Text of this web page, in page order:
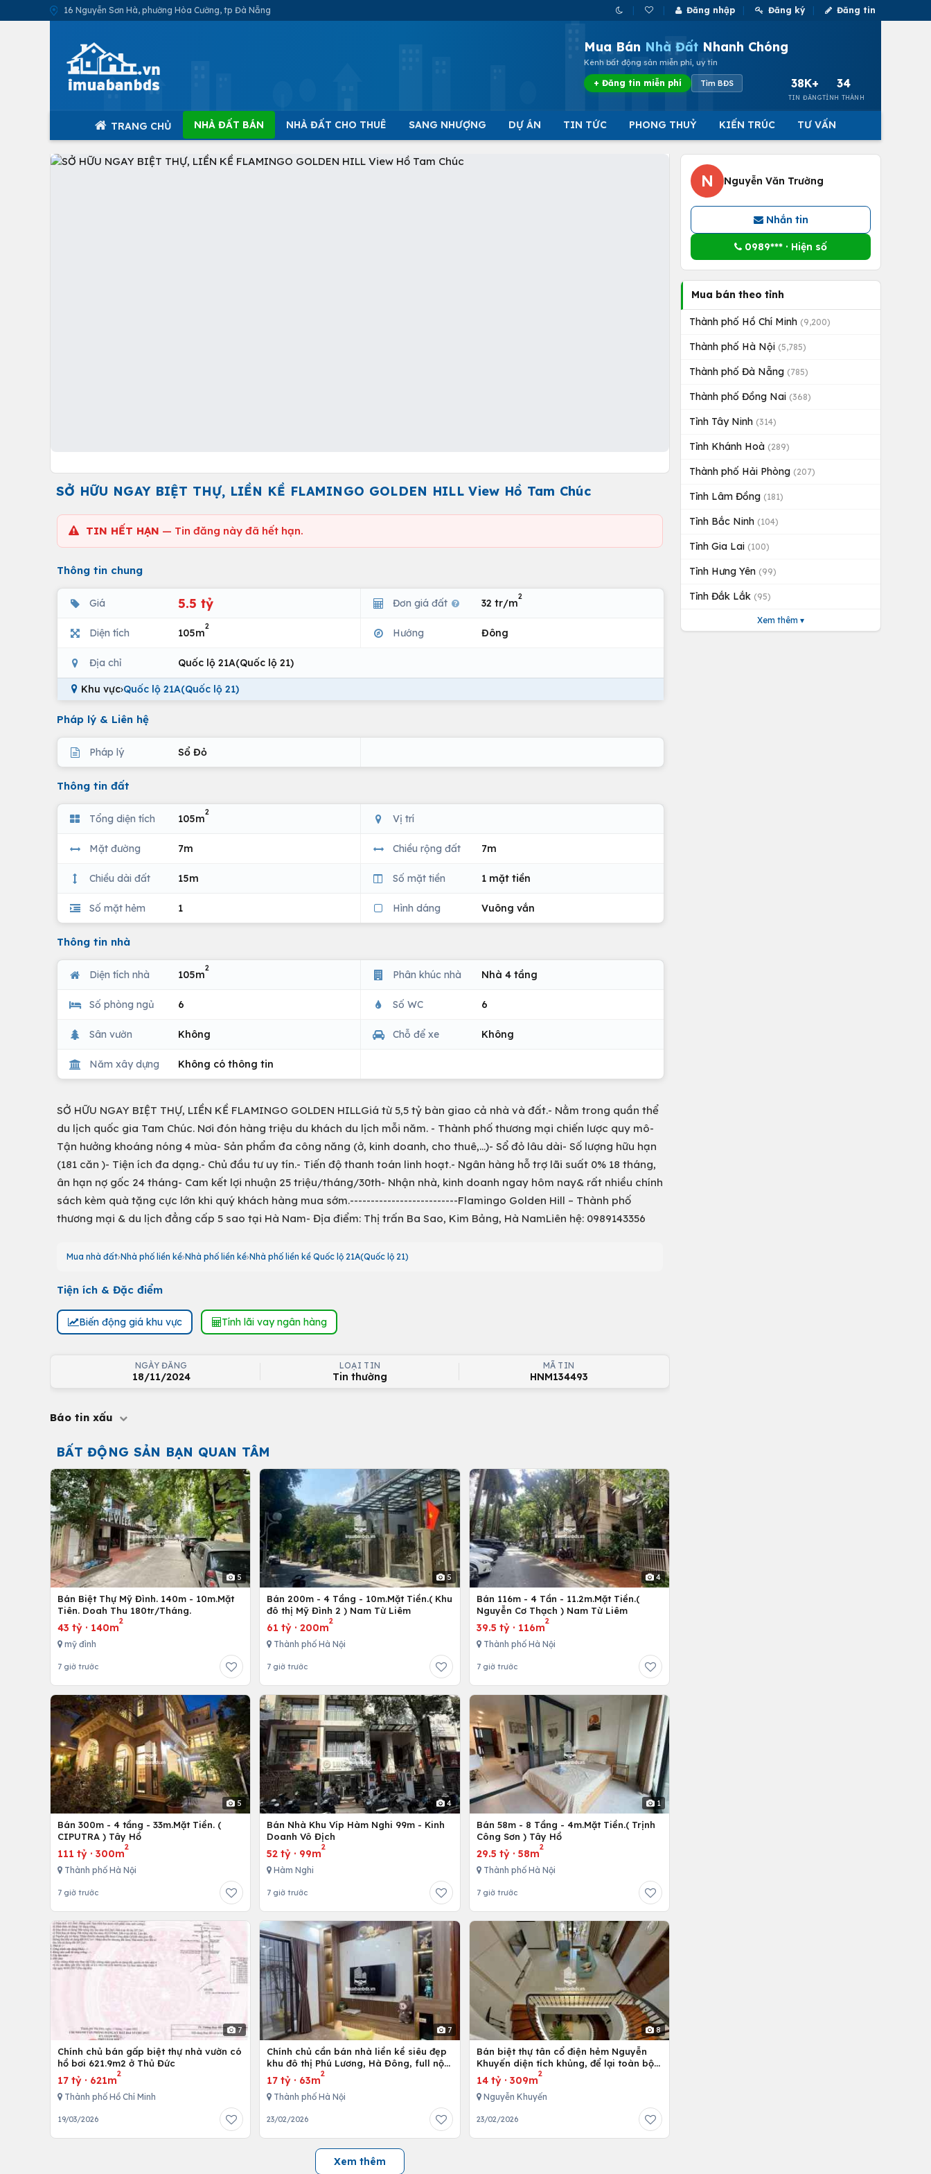
16 Nguyễn Sơn Hà, phường Hòa Cường, tp Đà Nẵng Đăng nhập Đăng ký Đăng tin
Mua Bán Nhà Đất Nhanh Chóng
Kênh bất động sản miễn phí, uy tín
+ Đăng tin miễn phí Tìm BĐS 38K+
TIN ĐĂNG
34
TỈNH THÀNH
TRANG CHỦ NHÀ ĐẤT BÁN NHÀ ĐẤT CHO THUÊ SANG NHƯỢNG DỰ ÁN TIN TỨC PHONG THUỶ KIẾN TRÚC TƯ VẤN
SỞ HỮU NGAY BIỆT THỰ, LIỀN KỀ FLAMINGO GOLDEN HILL View Hồ Tam Chúc
TIN HẾT HẠN — Tin đăng này đã hết hạn.
Thông tin chung
Giá 5.5 tỷ Đơn giá đất 32 tr/m
2
Diện tích 105m
2
Hướng Đông
Địa chỉ Quốc lộ 21A(Quốc lộ 21)
Khu vực›Quốc lộ 21A(Quốc lộ 21)
Pháp lý & Liên hệ
Pháp lý Sổ Đỏ
Thông tin đất
Tổng diện tích 105m
2
Vị trí
Mặt đường 7m Chiều rộng đất 7m
Chiều dài đất 15m Số mặt tiền 1 mặt tiền
Số mặt hẻm 1 Hình dáng Vuông vắn
Thông tin nhà
Diện tích nhà 105m
2
Phân khúc nhà Nhà 4 tầng
Số phòng ngủ 6 Số WC 6
Sân vườn Không Chỗ để xe Không
Năm xây dựng Không có thông tin
SỞ HỮU NGAY BIỆT THỰ, LIỀN KỀ FLAMINGO GOLDEN HILLGiá từ 5,5 tỷ bàn giao cả nhà và đất.- Nằm trong quần thể
du lịch quốc gia Tam Chúc. Nơi đón hàng triệu du khách du lịch mỗi năm. - Thành phố thương mại chiến lược quy mô-
Tận hưởng khoáng nóng 4 mùa- Sản phẩm đa công năng (ở, kinh doanh, cho thuê,...)- Sổ đỏ lâu dài- Số lượng hữu hạn
(181 căn )- Tiện ích đa dạng.- Chủ đầu tư uy tín.- Tiến độ thanh toán linh hoạt.- Ngân hàng hỗ trợ lãi suất 0% 18 tháng,
ân hạn nợ gốc 24 tháng- Cam kết lợi nhuận 25 triệu/tháng/30th- Nhận nhà, kinh doanh ngay hôm nay& rất nhiều chính
sách kèm quà tặng cực lớn khi quý khách hàng mua sớm.--------------------------Flamingo Golden Hill – Thành phố
thương mại & du lịch đẳng cấp 5 sao tại Hà Nam- Địa điểm: Thị trấn Ba Sao, Kim Bảng, Hà NamLiên hệ: 0989143356
Mua nhà đất Nhà phố liền kề Nhà phố liền kề Nhà phố liền kề Quốc lộ 21A(Quốc lộ 21)
Tiện ích & Đặc điểm
Biến động giá khu vực Tính lãi vay ngân hàng
NGÀY ĐĂNG
18/11/2024
LOẠI TIN
Tin thường
MÃ TIN
HNM134493
Báo tin xấu
BẤT ĐỘNG SẢN BẠN QUAN TÂM
5
Bán Biệt Thự Mỹ Đình. 140m - 10m.Mặt
Tiên. Doah Thu 180tr/Tháng.
43 tỷ · 140m
2
mỹ đình
7 giờ trước
5
Bán 200m - 4 Tầng - 10m.Mặt Tiền.( Khu
đô thị Mỹ Đình 2 ) Nam Từ Liêm
61 tỷ ·200m
2
Thành phố Hà Nội
7 giờ trước
4
Bán 116m - 4 Tần - 11.2m.Mặt Tiền.(
Nguyễn Cơ Thạch ) Nam Từ Liêm
39.5 tỷ· 116m
2
Thành phố Hà Nội
7 giờ trước
5
Bán 300m - 4 tầng - 33m.Mặt Tiền. (
CIPUTRA ) Tây Hồ
111 tỷ · 300m
2
Thành phố Hà Nội
7 giờ trước
4
Bán Nhà Khu Víp Hàm Nghi 99m - Kinh
Doanh Vô Địch
52 tỷ · 99m
2
Hàm Nghi
7 giờ trước
1
Bán 58m - 8 Tầng - 4m.Mặt Tiền.( Trịnh
Công Sơn ) Tây Hồ
29.5 tỷ· 58m
2
Thành phố Hà Nội
7 giờ trước
7
Chính chủ bán gấp biệt thự nhà vườn có
hồ bơi 621.9m2 ở Thủ Đức
17 tỷ · 621m
2
Thành phố Hồ Chí Minh
19/03/2026
7
Chính chủ cần bán nhà liền kề siêu đẹp
khu đô thị Phú Lương, Hà Đông, full nội
thất cao cấp
17 tỷ · 63m
2
Thành phố Hà Nội
23/02/2026
8
Bán biệt thự tân cổ điện hẻm Nguyễn
Khuyến diện tích khủng, để lại toàn bộ
nội thất
14 tỷ· 309m
2
Nguyễn Khuyến
23/02/2026
Xem thêm
N Nguyễn Văn Trường
Nhắn tin
0989*** · Hiện số
Mua bán theo tỉnh
Thành phố Hồ Chí Minh (9,200)
Thành phố Hà Nội (5,785)
Thành phố Đà Nẵng (785)
Thành phố Đồng Nai (368)
Tỉnh Tây Ninh (314)
Tỉnh Khánh Hoà (289)
Thành phố Hải Phòng (207)
Tỉnh Lâm Đồng (181)
Tỉnh Bắc Ninh (104)
Tỉnh Gia Lai (100)
Tỉnh Hưng Yên (99)
Tỉnh Đắk Lắk (95)
Xem thêm ▾